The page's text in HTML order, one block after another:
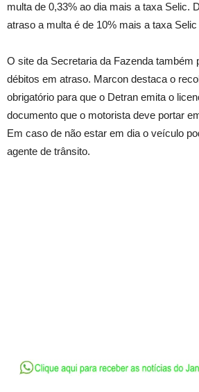
multa de 0,33% ao dia mais a taxa Selic.
atraso a multa é de 10% mais a taxa Selic
O site da Secretaria da Fazenda também
débitos em atraso. Marcon destaca o
obrigatório para que o Detran emita o
documento que o motorista deve portar
Em caso de não estar em dia o veículo
agente de trânsito.